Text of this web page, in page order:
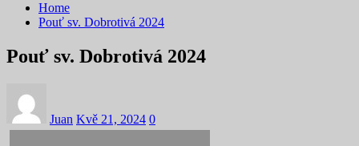
Home
Pouť sv. Dobrotivá 2024
Pouť sv. Dobrotivá 2024
Juan Kvě 21, 2024 0